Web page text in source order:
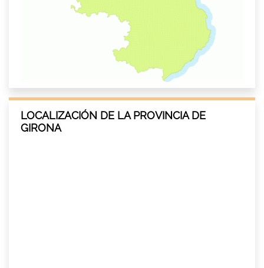
LOCALIZACIÓN DE LA PROVINCIA DE
GIRONA